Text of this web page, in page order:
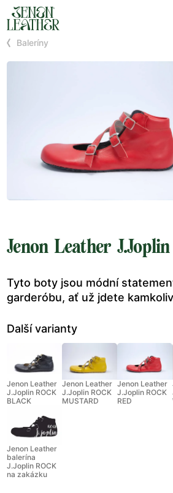
Baleríny
Jenon Leather
Tyto boty jsou módní
garderóbu, ať už jdete
Další varianty
Jenon Leather
J.Joplin ROCK
BLACK
Jenon Leather
J.Joplin ROCK
MUSTARD
Jenon Leather
J.Joplin ROCK
RED
Jenon Leather
balerína
J.Joplin ROCK
na zakázku